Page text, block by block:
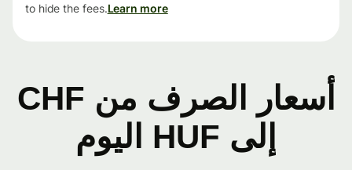
to hide the fees.Learn more
أسعار الصرف من CHF
إلى HUF اليوم